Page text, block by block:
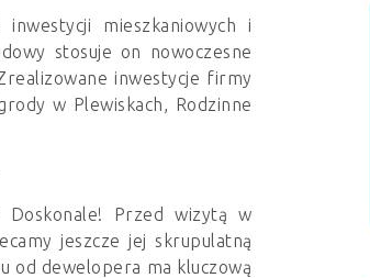
mieszkaniowych i
stosuje on nowoczesne
inwestycje firmy
w Plewiskach, Rodzinne
Doskonale! Przed wizytą w
jeszcze jej skrupulatną
od dewelopera ma kluczową